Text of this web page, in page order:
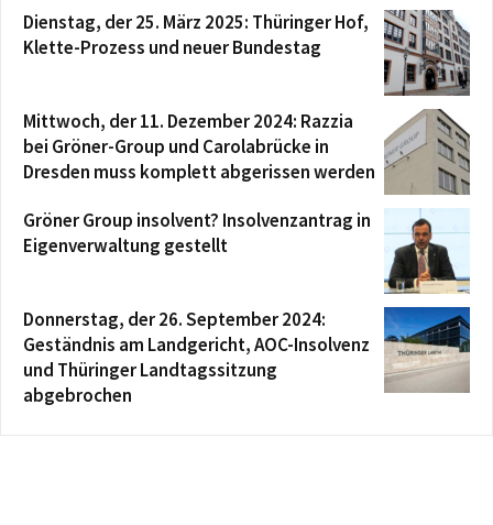
Dienstag, der 25. März 2025: Thüringer Hof,
Klette-Prozess und neuer Bundestag
Mittwoch, der 11. Dezember 2024: Razzia
bei Gröner-Group und Carolabrücke in
Dresden muss komplett abgerissen werden
Gröner Group insolvent? Insolvenzantrag in
Eigenverwaltung gestellt
Donnerstag, der 26. September 2024:
Geständnis am Landgericht, AOC-Insolvenz
und Thüringer Landtagssitzung
abgebrochen